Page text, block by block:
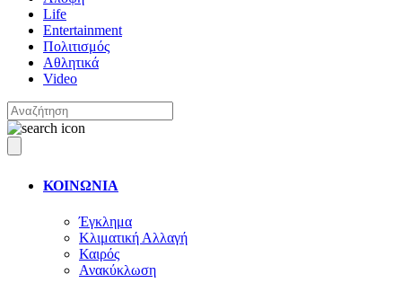
Life
Entertainment
Πολιτισμός
Αθλητικά
Video
ΚΟΙΝΩΝΙΑ
Έγκλημα
Κλιματική Αλλαγή
Καιρός
Ανακύκλωση